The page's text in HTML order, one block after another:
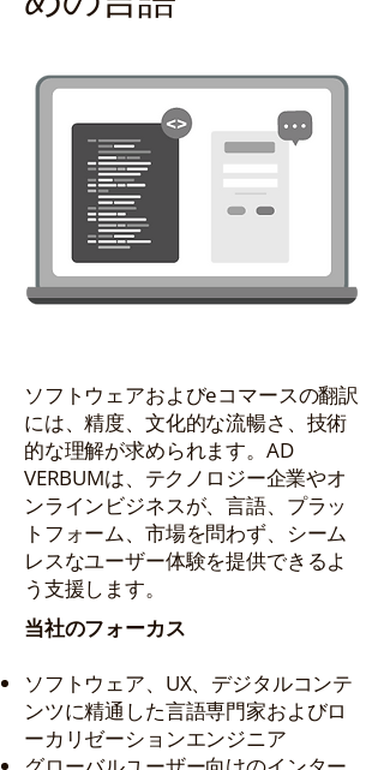
ソフトウェアおよびeコマースの翻訳
には、精度、文化的な流暢さ、技術
的な理解が求められます。AD
VERBUMは、テクノロジー企業やオ
ンラインビジネスが、言語、プラッ
トフォーム、市場を問わず、シーム
レスなユーザー体験を提供できるよ
う支援します。
当社のフォーカス
ソフトウェア、UX、デジタルコンテ
ンツに精通した言語専門家およびロ
ーカリゼーションエンジニア